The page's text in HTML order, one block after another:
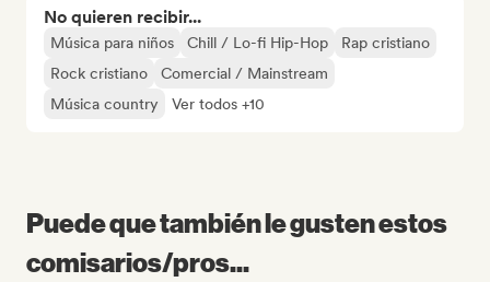
No quieren recibir...
Música para niños Chill / Lo-fi Hip-Hop
Rap cristiano
Rock cristiano
Comercial / Mainstream
Música country
Ver todos +10
Puede que también le gusten estos
comisarios/pros...